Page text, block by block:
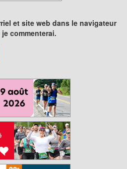
et site web dans le navigateur
commenterai.